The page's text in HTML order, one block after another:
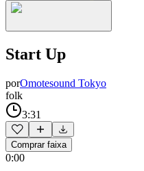
Start Up
porOmotesound Tokyo
folk
3:31
Comprar faixa
0:00